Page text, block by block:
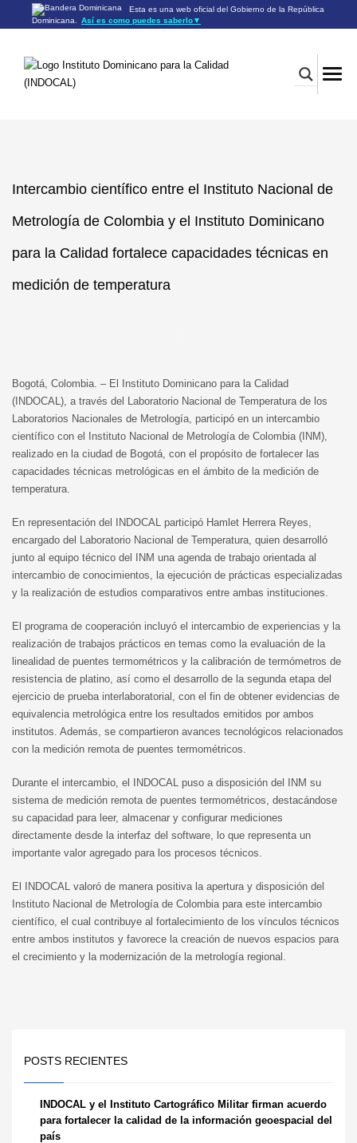
Esta es una web oficial del Gobierno de la República
Dominicana.
Así es como puedes saberlo▼
Los sitios web oficiales utilizan .gob.do o .gov.do
Los sitios web oficiales .gob.do o .gov.do seguros utilizan
HTTPS
Intercambio científico entre el Instituto Nacional de
Metrología de Colombia y el Instituto Dominicano
para la Calidad fortalece capacidades técnicas en
medición de temperatura
Bogotá, Colombia. – El Instituto Dominicano para la Calidad
(INDOCAL), a través del Laboratorio Nacional de Temperatura de los
Laboratorios Nacionales de Metrología, participó en un intercambio
científico con el Instituto Nacional de Metrología de Colombia (INM),
realizado en la ciudad de Bogotá, con el propósito de fortalecer las
capacidades técnicas metrológicas en el ámbito de la medición de
temperatura.
En representación del INDOCAL participó Hamlet Herrera Reyes,
encargado del Laboratorio Nacional de Temperatura, quien desarrolló
junto al equipo técnico del INM una agenda de trabajo orientada al
intercambio de conocimientos, la ejecución de prácticas especializadas
y la realización de estudios comparativos entre ambas instituciones.
El programa de cooperación incluyó el intercambio de experiencias y la
realización de trabajos prácticos en temas como la evaluación de la
linealidad de puentes termométricos y la calibración de termómetros de
resistencia de platino, así como el desarrollo de la segunda etapa del
ejercicio de prueba interlaboratorial, con el fin de obtener evidencias de
equivalencia metrológica entre los resultados emitidos por ambos
institutos. Además, se compartieron avances tecnológicos relacionados
con la medición remota de puentes termométricos.
Durante el intercambio, el INDOCAL puso a disposición del INM su
sistema de medición remota de puentes termométricos, destacándose
su capacidad para leer, almacenar y configurar mediciones
directamente desde la interfaz del software, lo que representa un
importante valor agregado para los procesos técnicos.
El INDOCAL valoró de manera positiva la apertura y disposición del
Instituto Nacional de Metrología de Colombia para este intercambio
científico, el cual contribuye al fortalecimiento de los vínculos técnicos
entre ambos institutos y favorece la creación de nuevos espacios para
el crecimiento y la modernización de la metrología regional.
POSTS RECIENTES
INDOCAL y el Instituto Cartográfico Militar firman acuerdo
para fortalecer la calidad de la información geoespacial del
país